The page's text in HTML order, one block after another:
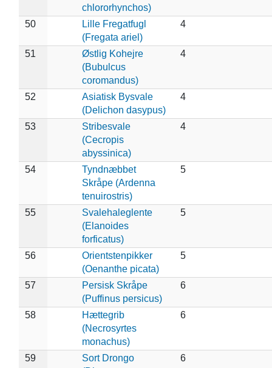
chlororhynchos)
50
Lille Fregatfugl
(Fregata ariel)
4
51
Østlig Kohejre
(Bubulcus
coromandus)
4
52
Asiatisk Bysvale
(Delichon dasypus)
4
53
Stribesvale
(Cecropis
abyssinica)
4
54
Tyndnæbbet
Skråpe (Ardenna
tenuirostris)
5
55
Svalehaleglente
(Elanoides
forficatus)
5
56
Orientstenpikker
(Oenanthe picata)
5
57
Persisk Skråpe
(Puffinus persicus)
6
58
Hættegrib
(Necrosyrtes
monachus)
6
59
Sort Drongo
6